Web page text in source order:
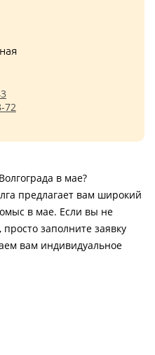
72
в мае?
предлагает вам широкий
в мае. Если вы не
заполните заявку
вам индивидуальное